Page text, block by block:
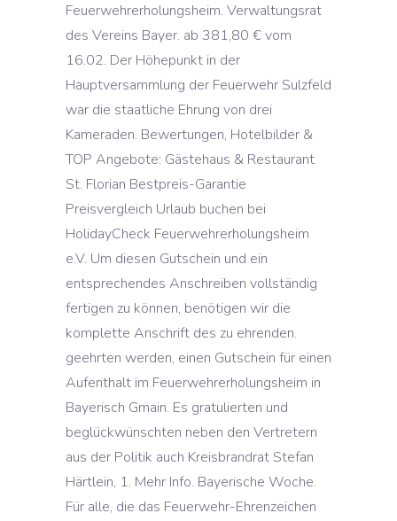
Feuerwehrerholungsheim. Verwaltungsrat
des Vereins Bayer. ab 381,80 € vom
16.02. Der Höhepunkt in der
Hauptversammlung der Feuerwehr Sulzfeld
war die staatliche Ehrung von drei
Kameraden. Bewertungen, Hotelbilder &
TOP Angebote: Gästehaus & Restaurant
St. Florian Bestpreis-Garantie
Preisvergleich Urlaub buchen bei
HolidayCheck Feuerwehrerholungsheim
e.V. Um diesen Gutschein und ein
entsprechendes Anschreiben vollständig
fertigen zu können, benötigen wir die
komplette Anschrift des zu ehrenden.
geehrten werden, einen Gutschein für einen
Aufenthalt im Feuerwehrerholungsheim in
Bayerisch Gmain. Es gratulierten und
beglückwünschten neben den Vertretern
aus der Politik auch Kreisbrandrat Stefan
Härtlein, 1. Mehr Info. Bayerische Woche.
Für alle, die das Feuerwehr-Ehrenzeichen